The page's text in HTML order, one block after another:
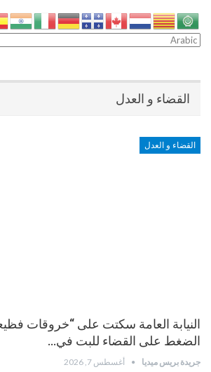
القضاء و العدل
القضاء و العدل
النيابة العامة سكتت على “خروقات
الضغط على القضاء للبت في…
جريدة بريس ميديا أغسطس 7, 2026